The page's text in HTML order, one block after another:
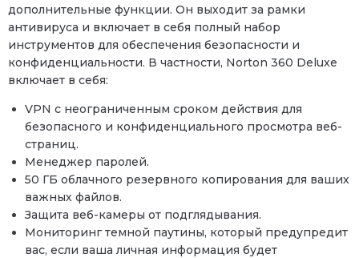
дополнительные функции. Он выходит за рамки
антивируса и включает в себя полный набор
инструментов для обеспечения безопасности и
конфиденциальности. В частности, Norton 360 Deluxe
включает в себя:
VPN с неограниченным сроком действия для
безопасного и конфиденциального просмотра веб-
страниц.
Менеджер паролей.
50 ГБ облачного резервного копирования для ваших
важных файлов.
Защита веб-камеры от подглядывания.
Мониторинг темной паутины, который предупредит
вас, если ваша личная информация будет